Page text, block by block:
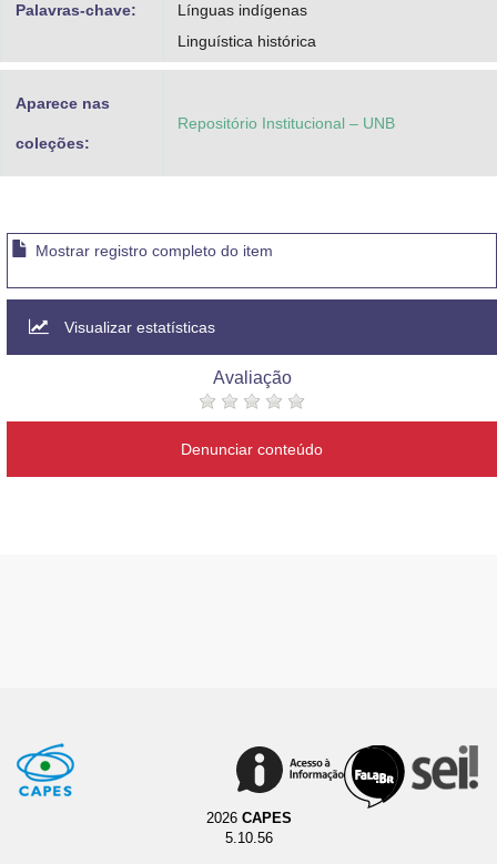
Palavras-chave:
Línguas indígenas
Linguística histórica
Aparece nas
coleções:
Repositório Institucional – UNB
Mostrar registro completo do item
Visualizar estatísticas
Avaliação
Denunciar conteúdo
2026 CAPES
5.10.56